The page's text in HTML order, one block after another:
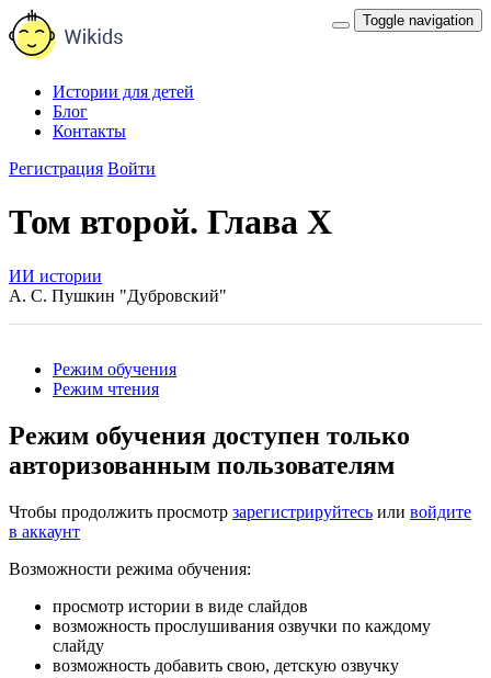
Toggle navigation
Истории для детей
Блог
Контакты
Регистрация Войти
Том второй. Глава Х
ИИ истории
А. С. Пушкин "Дубровский"
Режим обучения
Режим чтения
Режим обучения доступен только
авторизованным пользователям
Чтобы продолжить просмотр зарегистрируйтесь или войдите
в аккаунт
Возможности режима обучения:
просмотр истории в виде слайдов
возможность прослушивания озвучки по каждому
слайду
возможность добавить свою, детскую озвучку